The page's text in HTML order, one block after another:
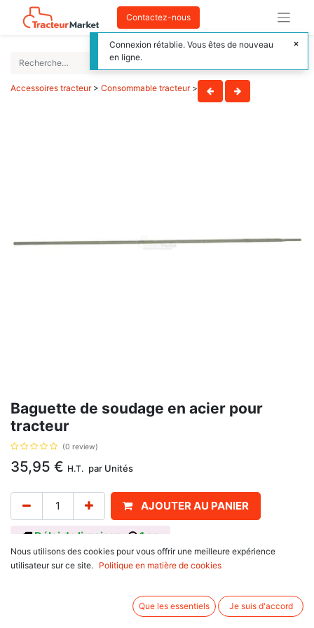
Contactez-nous
Accessoires tracteur> Consommable tracteur>
Baguette de soudage en acier pour
tracteur
(0 review)
35,95 € H.T. par Unités
AJOUTER AU PANIER
Délai de livraison : 1 an
3,2mm.
Nous utilisons des cookies pour vous offrir une meilleure expérience
utilisateur sur ce site.
Politique en matière de cookies
Que les essentiels Je suis d'accord
Connexion rétablie. Vous êtes de nouveau
en ligne.